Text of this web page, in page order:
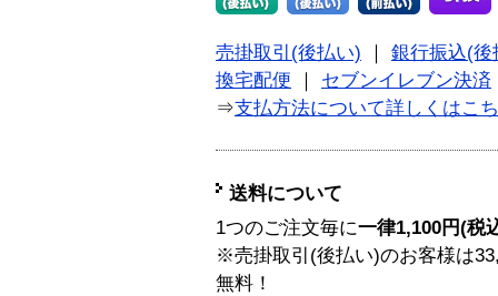
売掛取引(後払い)
銀行振込(後
換宅配便
セブンイレブン決済
⇒支払方法について詳しくはこ
送料について
1つのご注文毎に一律1,100円(税
※売掛取引(後払い)のお客様は
無料！